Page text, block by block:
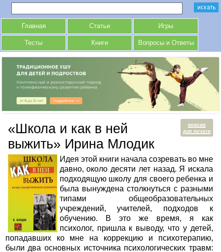
Главная Статьи Игры
Тесты Книги Вопросы и Ответы
версия
для печати
«Школа и как в ней
выжить» Ирина Млодик
Идея этой книги начала созревать во мне
давно, около десяти лет назад. Я искала
подходящую школу для своего ребенка и
была вынуждена столкнуться с разными
типами общеобразовательных
учреждений, учителей, подходов к
обучению. В это же время, я как
психолог, пришла к выводу, что у детей,
попадавших ко мне на коррекцию и психотерапию,
были два основных источника психологических травм: